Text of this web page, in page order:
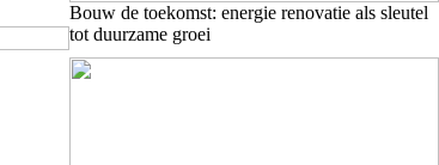
Bouw de toekomst: energie renovatie als sleutel
tot duurzame groei